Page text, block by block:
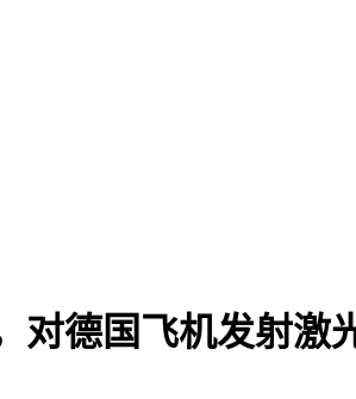
对德国飞机发射激